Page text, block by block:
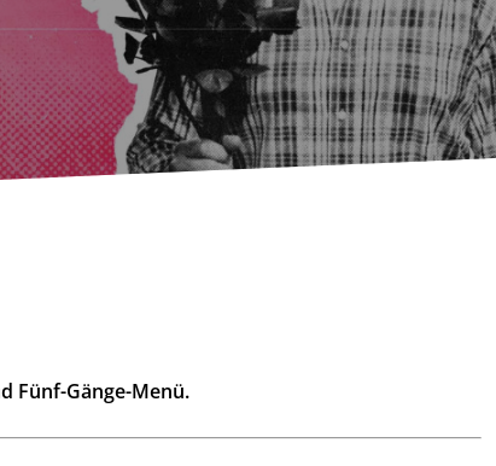
Fünf-Gänge-Menü.